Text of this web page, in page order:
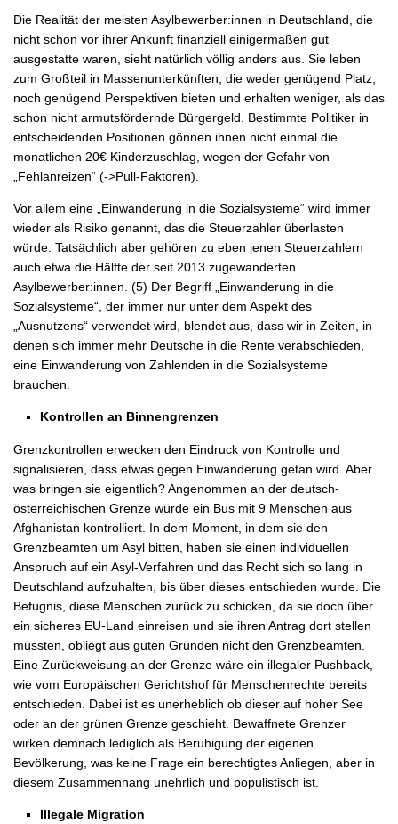
Die Realität der meisten Asylbewerber:innen in Deutschland, die
nicht schon vor ihrer Ankunft finanziell einigermaßen gut
ausgestatte waren, sieht natürlich völlig anders aus. Sie leben
zum Großteil in Massenunterkünften, die weder genügend Platz,
noch genügend Perspektiven bieten und erhalten weniger, als das
schon nicht armutsfördernde Bürgergeld. Bestimmte Politiker in
entscheidenden Positionen gönnen ihnen nicht einmal die
monatlichen 20€ Kinderzuschlag, wegen der Gefahr von
„Fehlanreizen“ (->Pull-Faktoren).
Vor allem eine „Einwanderung in die Sozialsysteme“ wird immer
wieder als Risiko genannt, das die Steuerzahler überlasten
würde. Tatsächlich aber gehören zu eben jenen Steuerzahlern
auch etwa die Hälfte der seit 2013 zugewanderten
Asylbewerber:innen. (5) Der Begriff „Einwanderung in die
Sozialsysteme“, der immer nur unter dem Aspekt des
„Ausnutzens“ verwendet wird, blendet aus, dass wir in Zeiten, in
denen sich immer mehr Deutsche in die Rente verabschieden,
eine Einwanderung von Zahlenden in die Sozialsysteme
brauchen.
Kontrollen an Binnengrenzen
Grenzkontrollen erwecken den Eindruck von Kontrolle und
signalisieren, dass etwas gegen Einwanderung getan wird. Aber
was bringen sie eigentlich? Angenommen an der deutsch-
österreichischen Grenze würde ein Bus mit 9 Menschen aus
Afghanistan kontrolliert. In dem Moment, in dem sie den
Grenzbeamten um Asyl bitten, haben sie einen individuellen
Anspruch auf ein Asyl-Verfahren und das Recht sich so lang in
Deutschland aufzuhalten, bis über dieses entschieden wurde. Die
Befugnis, diese Menschen zurück zu schicken, da sie doch über
ein sicheres EU-Land einreisen und sie ihren Antrag dort stellen
müssten, obliegt aus guten Gründen nicht den Grenzbeamten.
Eine Zurückweisung an der Grenze wäre ein illegaler Pushback,
wie vom Europäischen Gerichtshof für Menschenrechte bereits
entschieden. Dabei ist es unerheblich ob dieser auf hoher See
oder an der grünen Grenze geschieht. Bewaffnete Grenzer
wirken demnach lediglich als Beruhigung der eigenen
Bevölkerung, was keine Frage ein berechtigtes Anliegen, aber in
diesem Zusammenhang unehrlich und populistisch ist.
Illegale Migration